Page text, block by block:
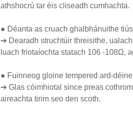
athshocrú tar éis cliseadh cumhachta.
● Déanta as cruach ghalbhánuithe
➔ Dearadh struchtúir threisithe,
luach friotaíochta statach 106 -108Ω,
● Fuinneog gloine tempered ard-
➔ Glas cóimhiotal since preas
aireachta tirim seo den scoth.